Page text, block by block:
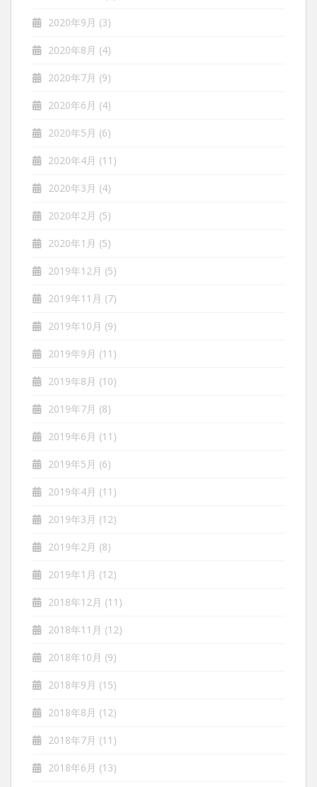
2020年9月 (3)
2020年8月 (4)
2020年7月 (9)
2020年6月 (4)
2020年5月 (6)
2020年4月 (11)
2020年3月 (4)
2020年2月 (5)
2020年1月 (5)
2019年12月 (5)
2019年11月 (7)
2019年10月 (9)
2019年9月 (11)
2019年8月 (10)
2019年7月 (8)
2019年6月 (11)
2019年5月 (6)
2019年4月 (11)
2019年3月 (12)
2019年2月 (8)
2019年1月 (12)
2018年12月 (11)
2018年11月 (12)
2018年10月 (9)
2018年9月 (15)
2018年8月 (12)
2018年7月 (11)
2018年6月 (13)